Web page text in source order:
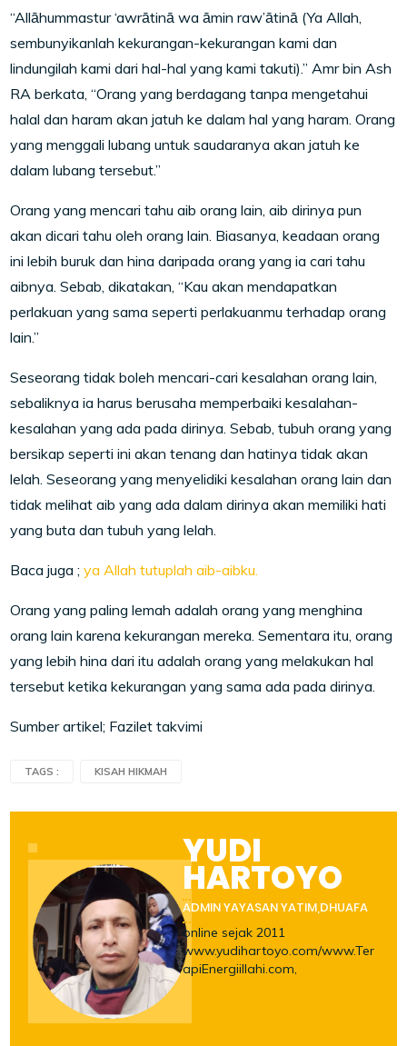
“Allāhummastur ‘awrātinā wa āmin raw’ātinā (Ya Allah,
sembunyikanlah kekurangan-kekurangan kami dan
lindungilah kami dari hal-hal yang kami takuti).” Amr bin Ash
RA berkata, “Orang yang berdagang tanpa mengetahui
halal dan haram akan jatuh ke dalam hal yang haram. Orang
yang menggali lubang untuk saudaranya akan jatuh ke
dalam lubang tersebut.”
Orang yang mencari tahu aib orang lain, aib dirinya pun
akan dicari tahu oleh orang lain. Biasanya, keadaan orang
ini lebih buruk dan hina daripada orang yang ia cari tahu
aibnya. Sebab, dikatakan, “Kau akan mendapatkan
perlakuan yang sama seperti perlakuanmu terhadap orang
lain.”
Seseorang tidak boleh mencari-cari kesalahan orang lain,
sebaliknya ia harus berusaha memperbaiki kesalahan-
kesalahan yang ada pada dirinya. Sebab, tubuh orang yang
bersikap seperti ini akan tenang dan hatinya tidak akan
lelah. Seseorang yang menyelidiki kesalahan orang lain dan
tidak melihat aib yang ada dalam dirinya akan memiliki hati
yang buta dan tubuh yang lelah.
Baca juga ;ya Allah tutuplah aib-aibku.
Orang yang paling lemah adalah orang yang menghina
orang lain karena kekurangan mereka. Sementara itu, orang
yang lebih hina dari itu adalah orang yang melakukan hal
tersebut ketika kekurangan yang sama ada pada dirinya.
Sumber artikel; Fazilet takvimi
TAGS : KISAH HIKMAH
YUDI
HARTOYO
ADMIN YAYASAN YATIM,DHUAFA
online sejak 2011
www.yudihartoyo.com/www.Ter
apiEnergiillahi.com,